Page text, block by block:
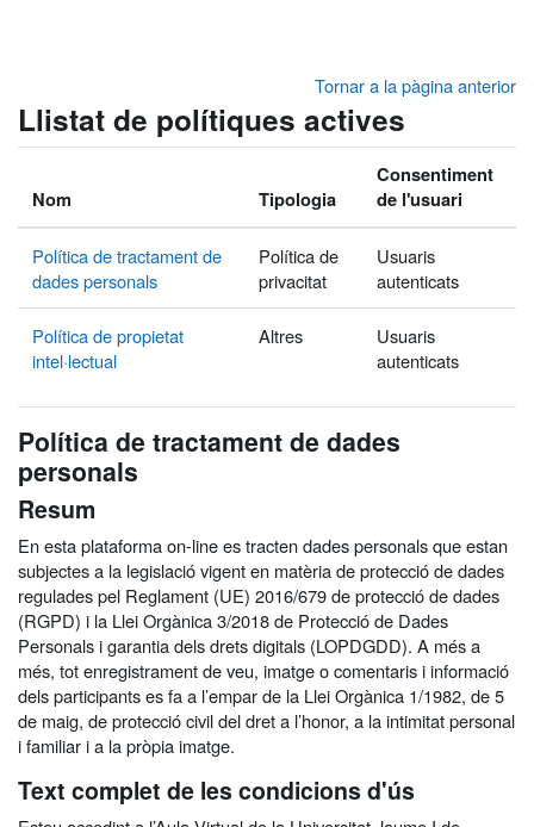
Tornar a la pàgina anterior
Llistat de polítiques actives
Nom Tipologia
Consentiment
de l'usuari
Política de tractament de
dades personals
Política de
privacitat
Usuaris
autenticats
Política de propietat
intel·lectual
Altres
Usuaris
autenticats
Política de tractament de dades
personals
Resum
En esta plataforma on-line es tracten dades personals que estan
subjectes a la legislació vigent en matèria de protecció de dades
regulades pel Reglament (UE) 2016/679 de protecció de dades
(RGPD) i la Llei Orgànica 3/2018 de Protecció de Dades
Personals i garantia dels drets digitals (LOPDGDD). A més a
més, tot enregistrament de veu, imatge o comentaris i informació
dels participants es fa a l’empar de la Llei Orgànica 1/1982, de 5
de maig, de protecció civil del dret a l’honor, a la intimitat personal
i familiar i a la pròpia imatge.
Text complet de les condicions d'ús